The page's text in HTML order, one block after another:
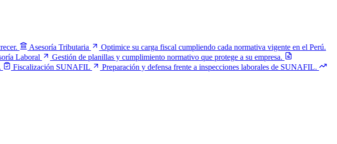
Asesoría Tributaria
Optimice su carga fiscal cumpliendo cada normativa vigente en el Perú.
Laboral
Gestión de planillas y cumplimiento normativo que protege a su empresa.
Fiscalización SUNAFIL
Preparación y defensa frente a inspecciones laborales de SUNAFIL.